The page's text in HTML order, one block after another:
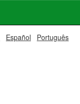
Español Português